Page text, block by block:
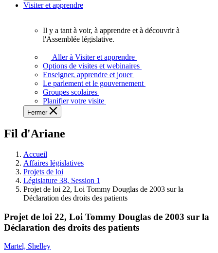
de
Visiter et apprendre
voir,
apprendre
et
à
à
législative.
Il y a tant à voir, à apprendre et à découvrir à
l'Assemblée législative.
Aller à Visiter et apprendre
Options de visites et webinaires
Enseigner, apprendre et jouer
Le parlement et le gouvernement
Groupes scolaires
Planifier votre visite
Fermer
Fil d'Ariane
Accueil
Affaires législatives
Projets de loi
Législature 38, Session 1
Projet de loi 22, Loi Tommy Douglas de 2003 sur la
Déclaration des droits des patients
Projet de loi 22, Loi Tommy Douglas de 2003 sur la
Déclaration des droits des patients
Martel, Shelley